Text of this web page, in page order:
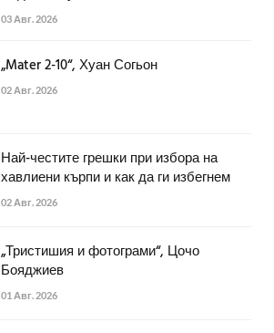
03 Авг. 2026
„Mater 2-10“, Хуан Согьон
02 Авг. 2026
Най-честите грешки при избора на
хавлиени кърпи и как да ги избегнем
02 Авг. 2026
„Тристишия и фотограми“, Цочо
Бояджиев
01 Авг. 2026